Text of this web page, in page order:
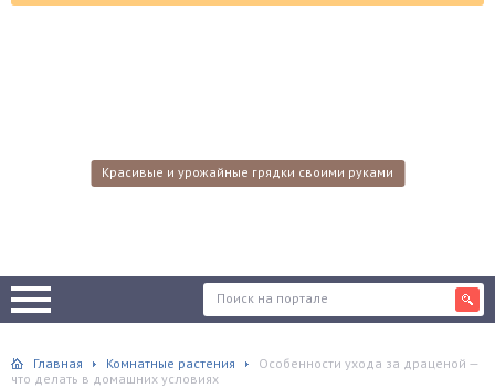
Красивые и урожайные грядки своими руками
Главная Комнатные растения
Особенности ухода за драценой —
что делать в домашних условиях